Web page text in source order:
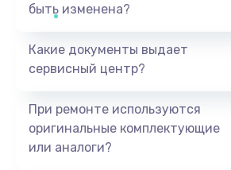
быть изменена?
Какие документы выдает
сервисный центр?
При ремонте используются
оригинальные комплектующие
или аналоги?